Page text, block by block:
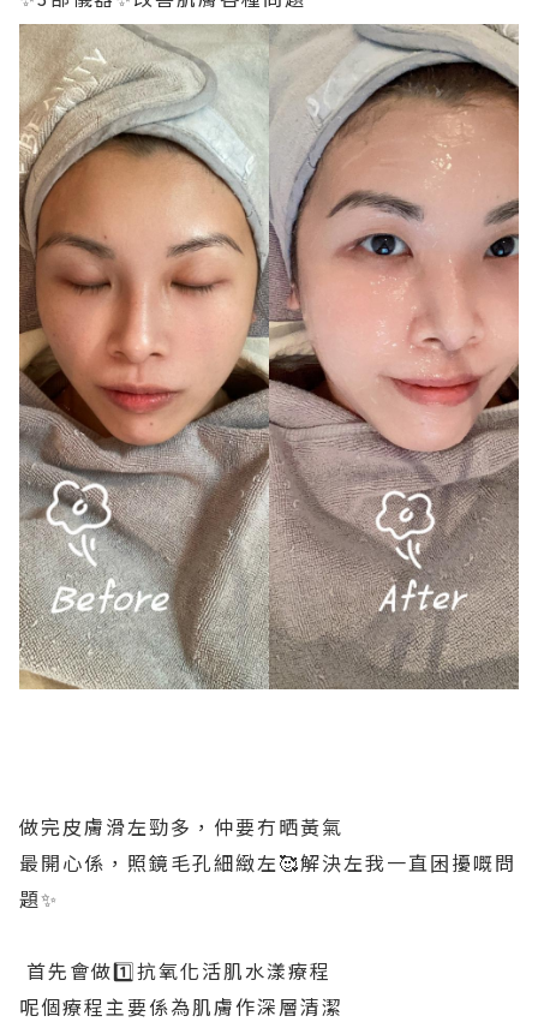
做完皮膚滑左勁多，仲要冇晒黃氣
最開心係，照鏡毛孔細緻左🥰解決左我一直困擾嘅問
題✨
首先會做1️⃣抗氧化活肌水漾療程
呢個療程主要係為肌膚作深層清潔